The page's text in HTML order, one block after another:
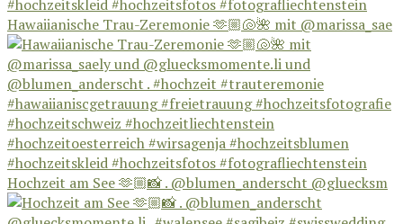
Hawaiianische Trau-Zeremonie 🫶🏼🐚🌺 mit @marissa_sae
Hochzeit am See 🫶🏼📸 . @blumen_anderscht @gluecksm